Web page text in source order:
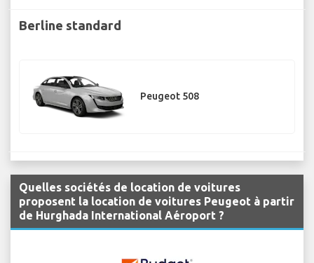
Berline standard
Peugeot 508
Quelles sociétés de location de voitures
proposent la location de voitures Peugeot à partir
de Hurghada International Aéroport ?